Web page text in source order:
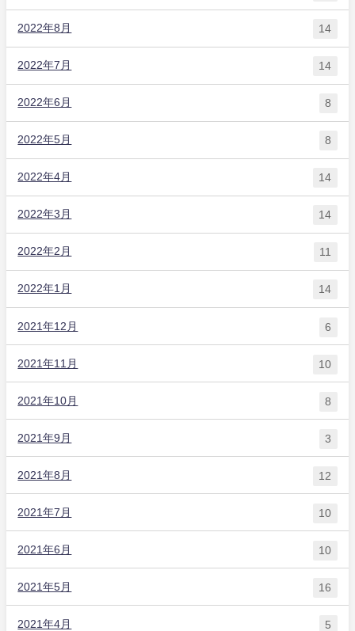
2022年8月 14
2022年7月 14
2022年6月 8
2022年5月 8
2022年4月 14
2022年3月 14
2022年2月 11
2022年1月 14
2021年12月 6
2021年11月 10
2021年10月 8
2021年9月 3
2021年8月 12
2021年7月 10
2021年6月 10
2021年5月 16
2021年4月 5